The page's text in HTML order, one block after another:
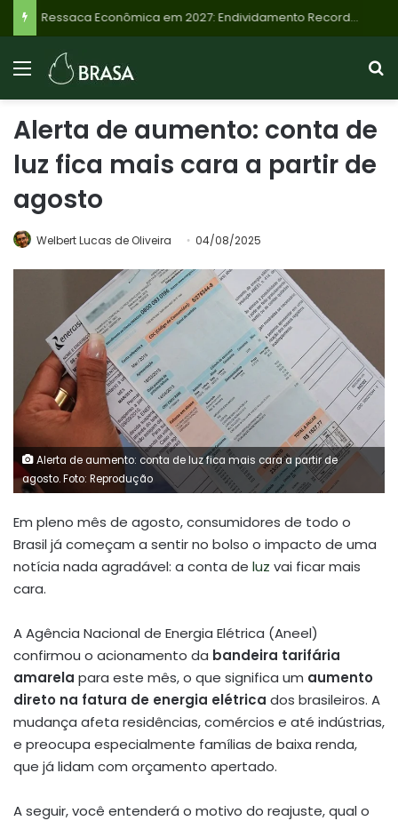
Ressaca Econômica em 2027: Endividamento Recorde de Famílias Brasileiras Sinaliza Desaceleração e Riscos
Alerta de aumento: conta de
luz fica mais cara a partir de
agosto
Welbert Lucas de Oliveira 04/08/2025
Alerta de aumento: conta de luz fica mais cara a partir de
agosto. Foto: Reprodução
Em pleno mês de agosto, consumidores de todo o
Brasil já começam a sentir no bolso o impacto de uma
notícia nada agradável: a conta de luz vai ficar mais
cara.
A Agência Nacional de Energia Elétrica (Aneel)
confirmou o acionamento da bandeira tarifária
amarela para este mês, o que significa um aumento
direto na fatura de energia elétrica dos brasileiros. A
mudança afeta residências, comércios e até indústrias,
e preocupa especialmente famílias de baixa renda,
que já lidam com orçamento apertado.
A seguir, você entenderá o motivo do reajuste, qual o